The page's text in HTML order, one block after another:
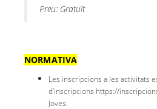
Preu: Gratuït
NORMATIVA
Les inscripcions a les activitats
d’inscripcions https://
Joves.